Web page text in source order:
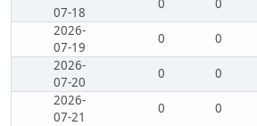
07-18
0 0
2026-
07-19
0 0
2026-
07-20
0 0
2026-
07-21
0 0